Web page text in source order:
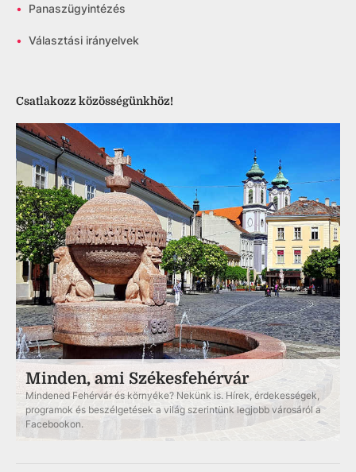
• Panaszügyintézés
• Választási irányelvek
Csatlakozz közösségünkhöz!
Minden, ami Székesfehérvár
Mindened Fehérvár és környéke? Nekünk is. Hírek, érdekességek,
programok és beszélgetések a világ szerintünk legjobb városáról a
Facebookon.